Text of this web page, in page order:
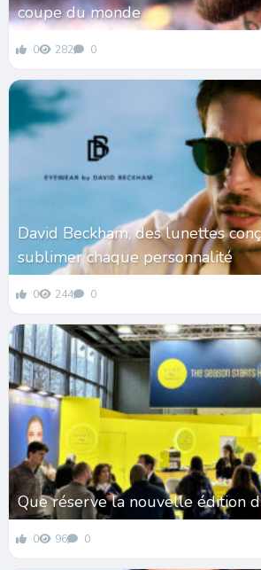
coupe du monde
0 282 0
David Beckham, des lunettes
sublimer chaque personnalité
0 244 0
Que réserve la nouvelle édition
0 96 0